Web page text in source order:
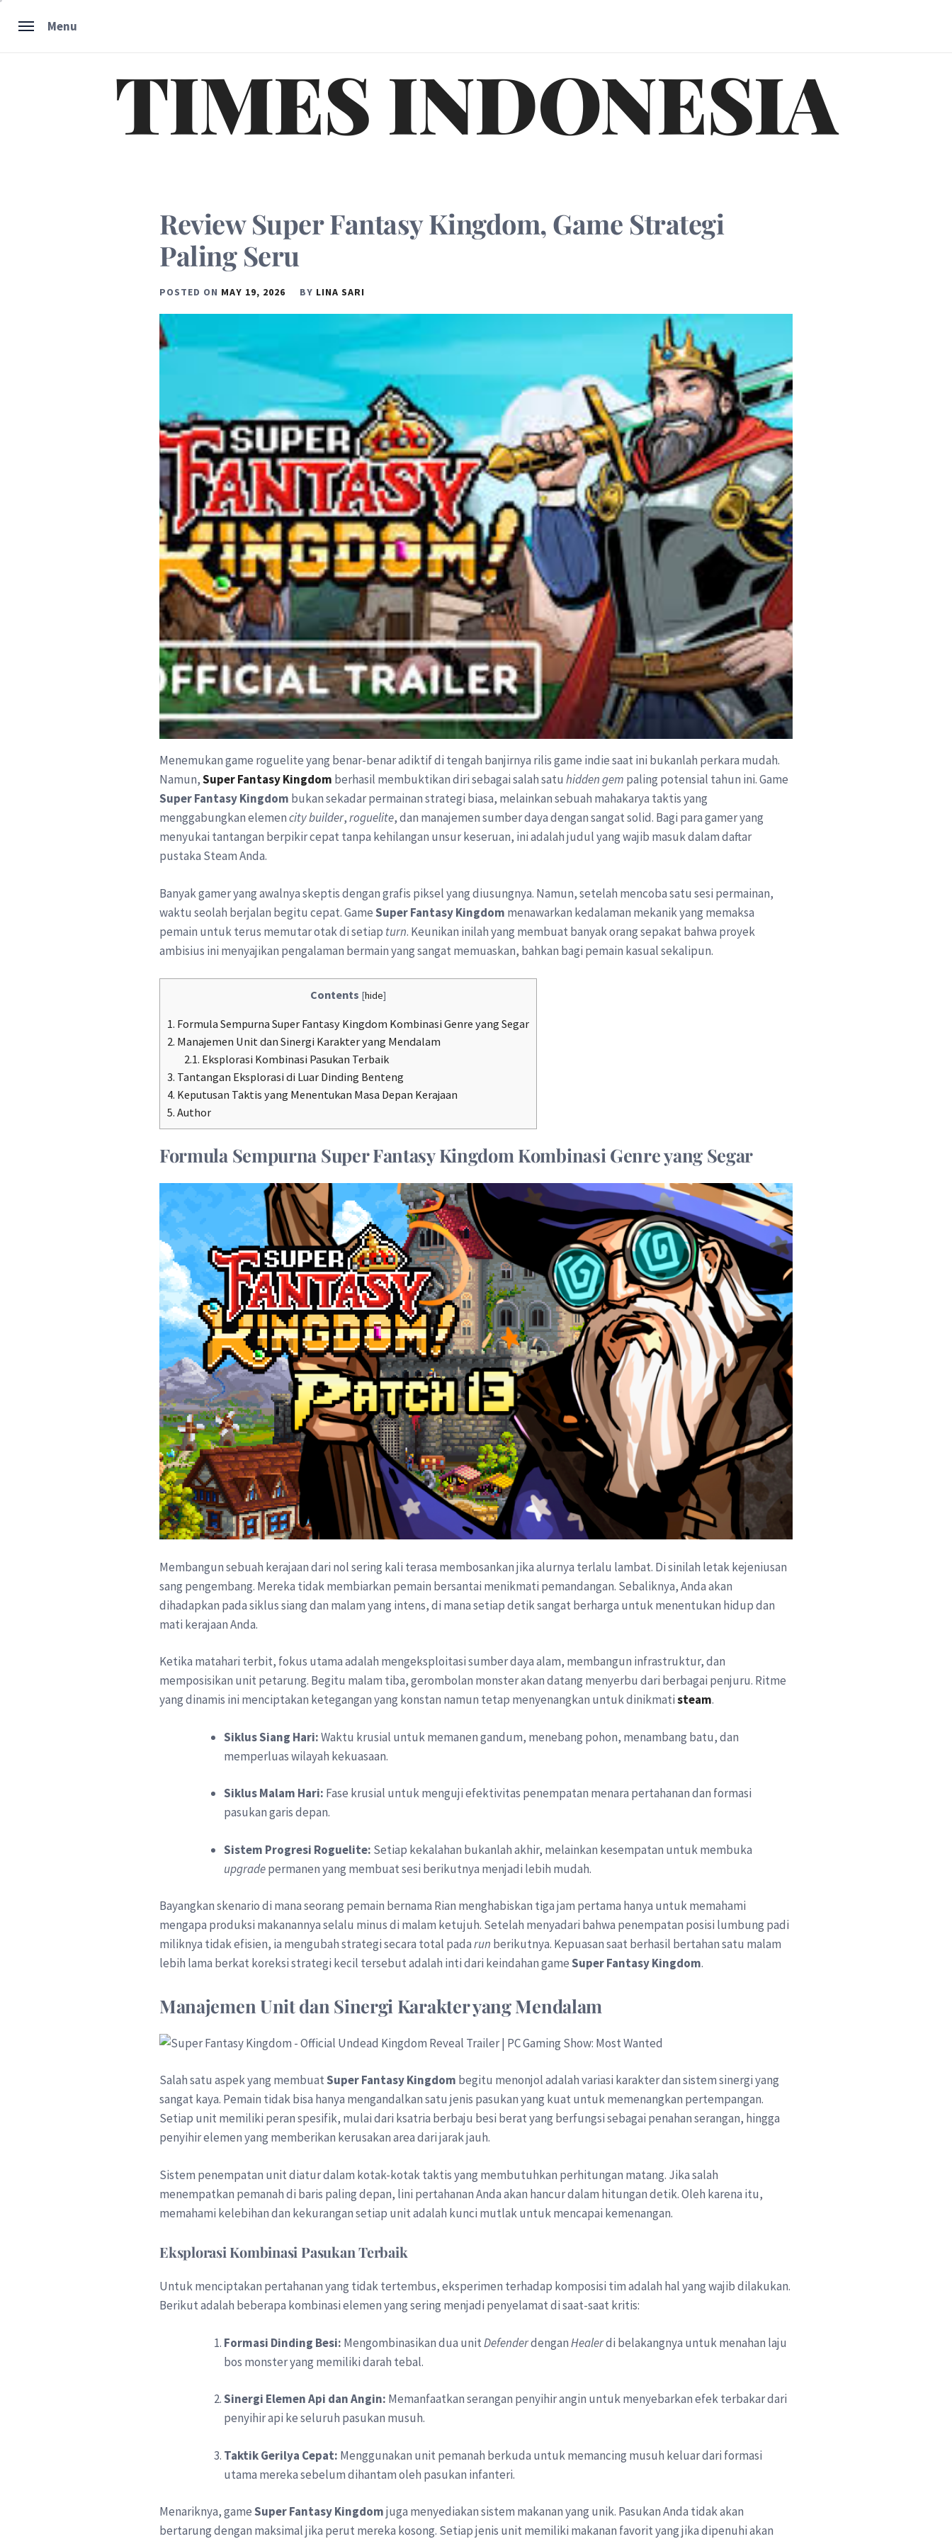
Menu
TIMES INDONESIA
Review Super Fantasy Kingdom, Game Strategi
Paling Seru
POSTED ON MAY 19, 2026 BY LINA SARI
Menemukan game roguelite yang benar-benar adiktif di tengah banjirnya rilis game indie saat ini bukanlah perkara mudah.
Namun,Super Fantasy Kingdom berhasil membuktikan diri sebagai salah satu hidden gem paling potensial tahun ini. Game
Super Fantasy Kingdom bukan sekadar permainan strategi biasa, melainkan sebuah mahakarya taktis yang
menggabungkan elemencity builder,roguelite, dan manajemen sumber daya dengan sangat solid. Bagi para gamer yang
menyukai tantangan berpikir cepat tanpa kehilangan unsur keseruan, ini adalah judul yang wajib masuk dalam daftar
pustaka Steam Anda.
Banyak gamer yang awalnya skeptis dengan grafis piksel yang diusungnya. Namun, setelah mencoba satu sesi permainan,
waktu seolah berjalan begitu cepat. GameSuper Fantasy Kingdom menawarkan kedalaman mekanik yang memaksa
pemain untuk terus memutar otak di setiap turn. Keunikan inilah yang membuat banyak orang sepakat bahwa proyek
ambisius ini menyajikan pengalaman bermain yang sangat memuaskan, bahkan bagi pemain kasual sekalipun.
Contents [hide]
1. Formula Sempurna Super Fantasy Kingdom Kombinasi Genre yang Segar
2. Manajemen Unit dan Sinergi Karakter yang Mendalam
2.1. Eksplorasi Kombinasi Pasukan Terbaik
3. Tantangan Eksplorasi di Luar Dinding Benteng
4. Keputusan Taktis yang Menentukan Masa Depan Kerajaan
5. Author
Formula Sempurna Super Fantasy Kingdom Kombinasi Genre yang Segar
Membangun sebuah kerajaan dari nol sering kali terasa membosankan jika alurnya terlalu lambat. Di sinilah letak kejeniusan
sang pengembang. Mereka tidak membiarkan pemain bersantai menikmati pemandangan. Sebaliknya, Anda akan
dihadapkan pada siklus siang dan malam yang intens, di mana setiap detik sangat berharga untuk menentukan hidup dan
mati kerajaan Anda.
Ketika matahari terbit, fokus utama adalah mengeksploitasi sumber daya alam, membangun infrastruktur, dan
memposisikan unit petarung. Begitu malam tiba, gerombolan monster akan datang menyerbu dari berbagai penjuru. Ritme
yang dinamis ini menciptakan ketegangan yang konstan namun tetap menyenangkan untuk dinikmatisteam.
Siklus Siang Hari:Waktu krusial untuk memanen gandum, menebang pohon, menambang batu, dan
memperluas wilayah kekuasaan.
Siklus Malam Hari: Fase krusial untuk menguji efektivitas penempatan menara pertahanan dan formasi
pasukan garis depan.
Sistem Progresi Roguelite: Setiap kekalahan bukanlah akhir, melainkan kesempatan untuk membuka
upgradepermanen yang membuat sesi berikutnya menjadi lebih mudah.
Bayangkan skenario di mana seorang pemain bernama Rian menghabiskan tiga jam pertama hanya untuk memahami
mengapa produksi makanannya selalu minus di malam ketujuh. Setelah menyadari bahwa penempatan posisi lumbung padi
miliknya tidak efisien, ia mengubah strategi secara total padarun berikutnya. Kepuasan saat berhasil bertahan satu malam
lebih lama berkat koreksi strategi kecil tersebut adalah inti dari keindahan gameSuper Fantasy Kingdom.
Manajemen Unit dan Sinergi Karakter yang Mendalam
Salah satu aspek yang membuatSuper Fantasy Kingdom begitu menonjol adalah variasi karakter dan sistem sinergi yang
sangat kaya. Pemain tidak bisa hanya mengandalkan satu jenis pasukan yang kuat untuk memenangkan pertempangan.
Setiap unit memiliki peran spesifik, mulai dari ksatria berbaju besi berat yang berfungsi sebagai penahan serangan, hingga
penyihir elemen yang memberikan kerusakan area dari jarak jauh.
Sistem penempatan unit diatur dalam kotak-kotak taktis yang membutuhkan perhitungan matang. Jika salah
menempatkan pemanah di baris paling depan, lini pertahanan Anda akan hancur dalam hitungan detik. Oleh karena itu,
memahami kelebihan dan kekurangan setiap unit adalah kunci mutlak untuk mencapai kemenangan.
Eksplorasi Kombinasi Pasukan Terbaik
Untuk menciptakan pertahanan yang tidak tertembus, eksperimen terhadap komposisi tim adalah hal yang wajib dilakukan.
Berikut adalah beberapa kombinasi elemen yang sering menjadi penyelamat di saat-saat kritis:
Formasi Dinding Besi: Mengombinasikan dua unitDefenderdenganHealerdi belakangnya untuk menahan laju
bos monster yang memiliki darah tebal.
Sinergi Elemen Api dan Angin: Memanfaatkan serangan penyihir angin untuk menyebarkan efek terbakar dari
penyihir api ke seluruh pasukan musuh.
Taktik Gerilya Cepat: Menggunakan unit pemanah berkuda untuk memancing musuh keluar dari formasi
utama mereka sebelum dihantam oleh pasukan infanteri.
Menariknya, gameSuper Fantasy Kingdomjuga menyediakan sistem makanan yang unik. Pasukan Anda tidak akan
bertarung dengan maksimal jika perut mereka kosong. Setiap jenis unit memiliki makanan favorit yang jika dipenuhi akan